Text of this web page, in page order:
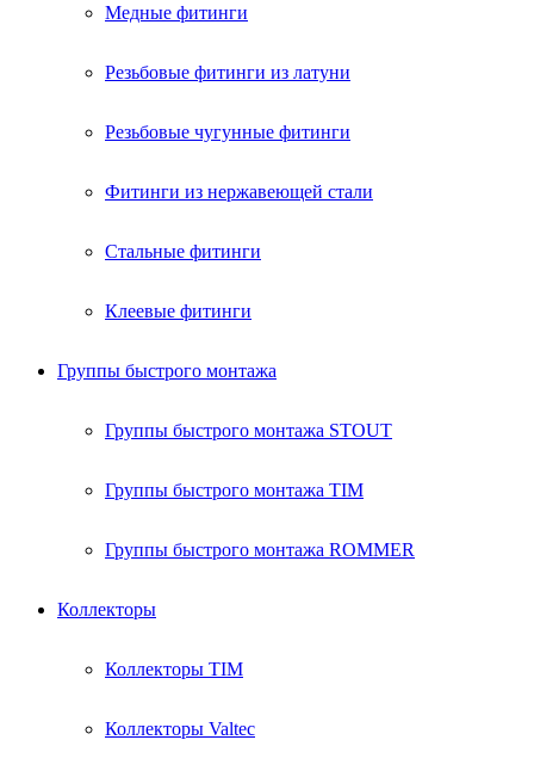
Медные фитинги
Резьбовые фитинги из латуни
Резьбовые чугунные фитинги
Фитинги из нержавеющей стали
Стальные фитинги
Клеевые фитинги
Группы быстрого монтажа
Группы быстрого монтажа STOUT
Группы быстрого монтажа TIM
Группы быстрого монтажа ROMMER
Коллекторы
Коллекторы TIM
Коллекторы Valtec